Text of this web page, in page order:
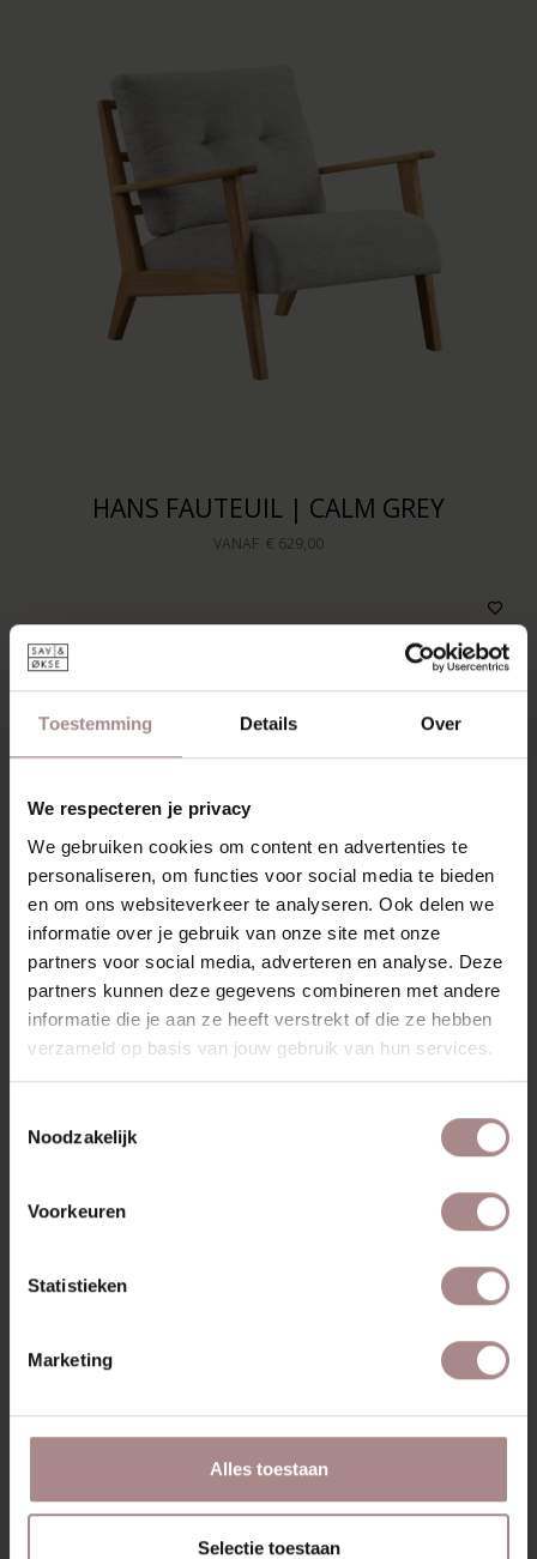
Toestemming Details Over
We respecteren je privacy
We gebruiken cookies om content en advertenties te
personaliseren, om functies voor social media te bieden
en om ons websiteverkeer te analyseren. Ook delen we
informatie over je gebruik van onze site met onze
partners voor social media, adverteren en analyse. Deze
partners kunnen deze gegevens combineren met andere
informatie die je aan ze heeft verstrekt of die ze hebben
verzameld op basis van jouw gebruik van hun services.
Noodzakelijk
Voorkeuren
Statistieken
Marketing
Alles toestaan
Selectie toestaan
HANS FAUTEUIL | CALM GREY
VANAF € 629,00
EDSKE EIKEN | ZITTING TAUPE